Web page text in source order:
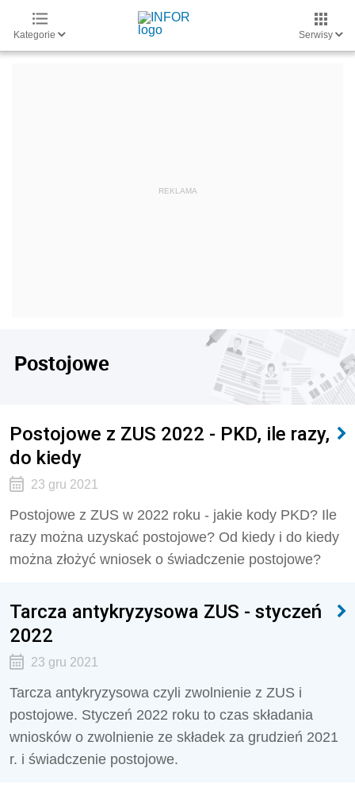
Kategorie Serwisy
Postojowe
Postojowe z ZUS 2022 - PKD, ile razy,
do kiedy
23 gru 2021
Postojowe z ZUS w 2022 roku - jakie kody PKD? Ile
razy można uzyskać postojowe? Od kiedy i do kiedy
można złożyć wniosek o świadczenie postojowe?
Tarcza antykryzysowa ZUS - styczeń
2022
23 gru 2021
Tarcza antykryzysowa czyli zwolnienie z ZUS i
postojowe. Styczeń 2022 roku to czas składania
wniosków o zwolnienie ze składek za grudzień 2021
r. i świadczenie postojowe.